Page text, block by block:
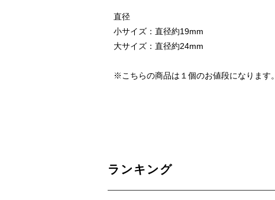
直径
小サイズ：直径約19mm
大サイズ：直径約24mm
※こちらの商品は１個のお値段になります。
ランキング